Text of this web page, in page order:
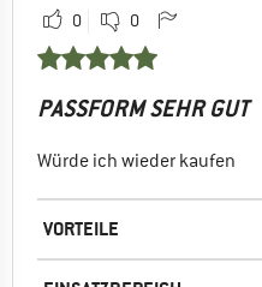
0 0
PASSFORM SEHR GUT
Würde ich wieder kaufen
VORTEILE